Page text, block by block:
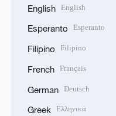
English English
Esperanto Esperanto
Filipino Filipino
French Français
German Deutsch
Greek Ελληνικά